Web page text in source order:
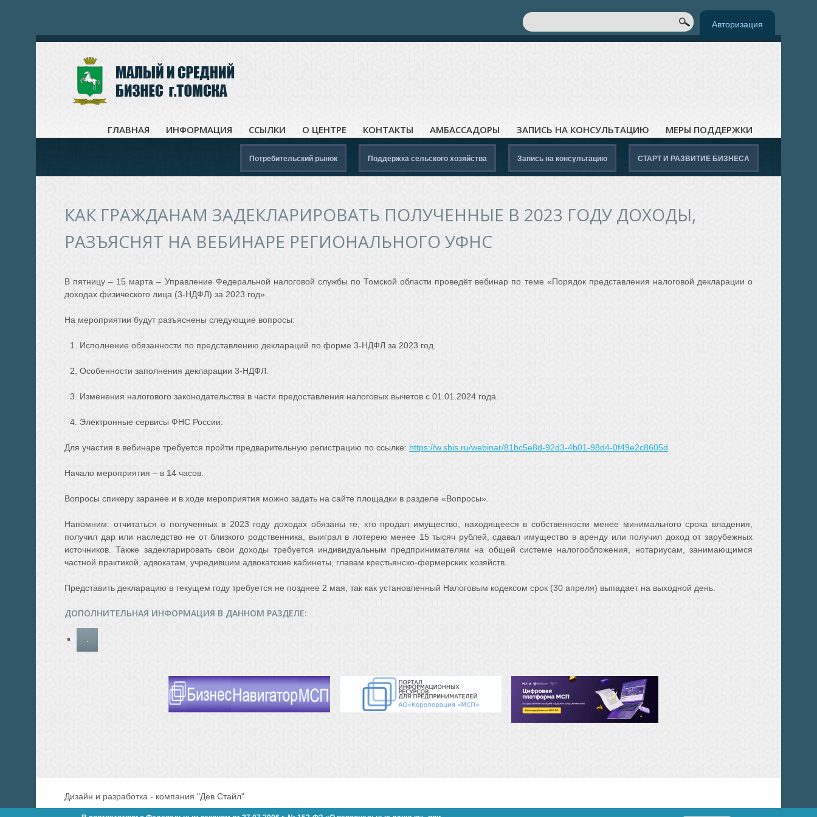
Авторизация
ФОРМА ПОИСКА
Поиск
ГЛАВНАЯ ИНФОРМАЦИЯ ССЫЛКИ О ЦЕНТРЕ КОНТАКТЫ АМБАССАДОРЫ ЗАПИСЬ НА КОНСУЛЬТАЦИЮ МЕРЫ ПОДДЕРЖКИ
СТАРТ И РАЗВИТИЕ БИЗНЕСА
Запись на консультацию
Поддержка сельского хозяйства
Потребительский рынок
КАК ГРАЖДАНАМ ЗАДЕКЛАРИРОВАТЬ ПОЛУЧЕННЫЕ В 2023 ГОДУ ДОХОДЫ,
РАЗЪЯСНЯТ НА ВЕБИНАРЕ РЕГИОНАЛЬНОГО УФНС
В пятницу – 15 марта – Управление Федеральной налоговой службы по Томской области проведёт вебинар по теме «Порядок представления налоговой декларации о
доходах физического лица (3-НДФЛ) за 2023 год».
На мероприятии будут разъяснены следующие вопросы:
1. Исполнение обязанности по представлению деклараций по форме 3-НДФЛ за 2023 год.
2. Особенности заполнения декларации 3-НДФЛ.
3. Изменения налогового законодательства в части предоставления налоговых вычетов с 01.01.2024 года.
4. Электронные сервисы ФНС России.
Для участия в вебинаре требуется пройти предварительную регистрацию по ссылке: https://w.sbis.ru/webinar/81bc5e8d-92d3-4b01-98d4-0f49e2c8605d
Начало мероприятия – в 14 часов.
Вопросы спикеру заранее и в ходе мероприятия можно задать на сайте площадки в разделе «Вопросы».
Напомним: отчитаться о полученных в 2023 году доходах обязаны те, кто продал имущество, находящееся в собственности менее минимального срока владения,
получил дар или наследство не от близкого родственника, выиграл в лотерею менее 15 тысяч рублей, сдавал имущество в аренду или получил доход от зарубежных
источников. Также задекларировать свои доходы требуется индивидуальным предпринимателям на общей системе налогообложения, нотариусам, занимающимся
частной практикой, адвокатам, учредившим адвокатские кабинеты, главам крестьянско-фермерских хозяйств.
Представить декларацию в текущем году требуется не позднее 2 мая, так как установленный Налоговым кодексом срок (30 апреля) выпадает на выходной день.
ДОПОЛНИТЕЛЬНАЯ ИНФОРМАЦИЯ В ДАННОМ РАЗДЕЛЕ:
.
Дизайн и разработка - компания "Дев Стайл"